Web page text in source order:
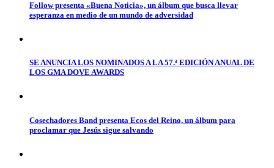
Follow presenta «Buena Noticia», un álbum que busca llevar
esperanza en medio de un mundo de adversidad
SE ANUNCIA LOS NOMINADOS A LA 57.ª EDICIÓN ANUAL DE
LOS GMA DOVE AWARDS
Cosechadores Band presenta Ecos del Reino, un álbum para
proclamar que Jesús sigue salvando